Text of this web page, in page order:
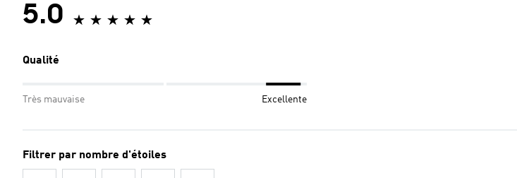
5.0
Qualité
Très mauvaise Excellente
Filtrer par nombre d'étoiles